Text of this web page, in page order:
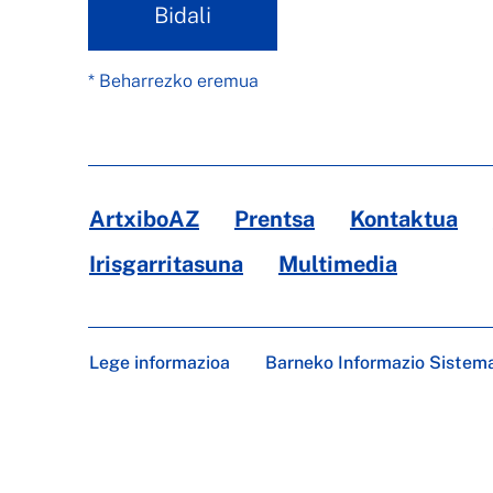
Bidali
* Beharrezko eremua
ArtxiboAZ Prentsa Kontaktua
Irisgarritasuna
Multimedia
Lege informazioa Barneko Informazio